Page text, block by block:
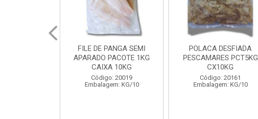
POLACA DESFIADA
PESCAMARES PCT5KG
CX10KG
Código: 20161
Embalagem: KG/10
POLACA DESFIADA
PESCAMARES PCT1KG
CX10KG
Código: 20162
Embalagem: KG/10